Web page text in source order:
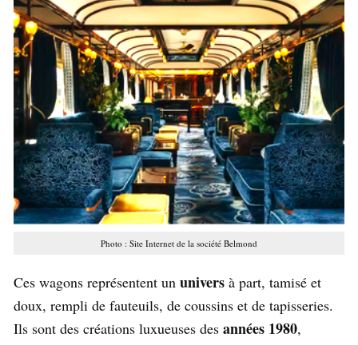
Photo : Site Internet de la société Belmond
Ces wagons représentent un univers à part, tamisé et
doux, rempli de fauteuils, de coussins et de tapisseries.
Ils sont des créations luxueuses des années 1980,